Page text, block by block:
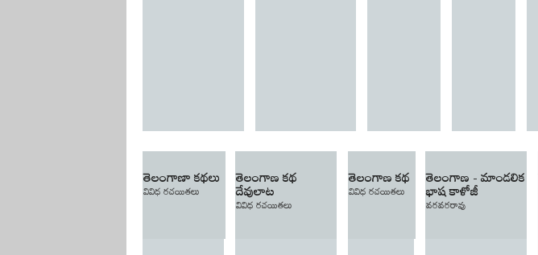
తెలంగాణా కథలు
వివిధ రచయితలు
తెలంగాణ కథ
దేవులాట
వివిధ రచయితలు
తెలంగాణ కథ
వివిధ రచయితలు
తెలంగాణ - మాండలిక
భాష కాళోజీ
వరవరరావు